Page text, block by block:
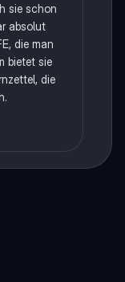
sie schon
absolut
die man
bietet sie
die